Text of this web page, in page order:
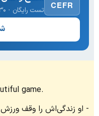
CEFR تست رایگان · ۳۰ سوال · نتیجه فوری
game.
او زندگی‌اش را وقف ورزش